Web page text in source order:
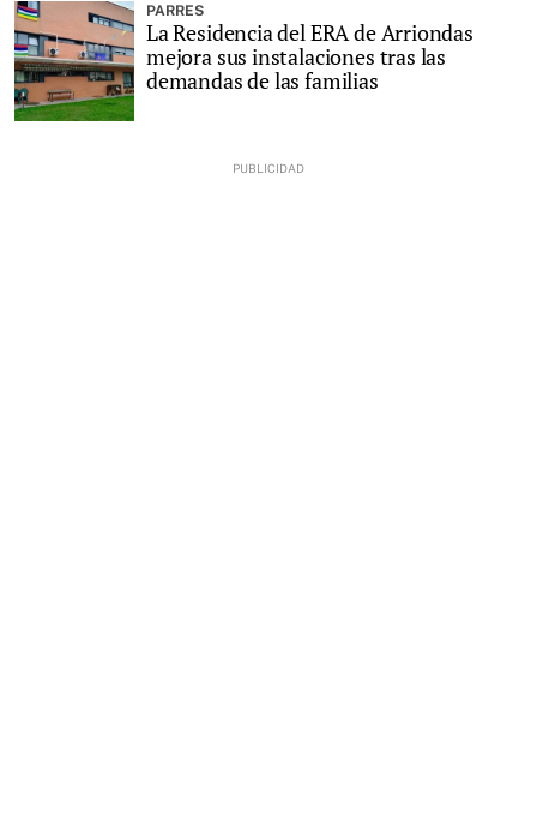
PARRES
La Residencia del ERA de Arriondas
mejora sus instalaciones tras las
demandas de las familias